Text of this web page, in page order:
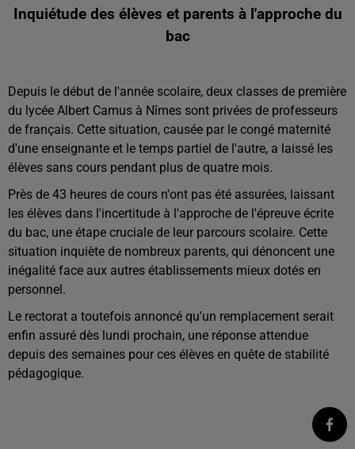
Inquiétude des élèves et parents à l'approche du
bac
Depuis le début de l'année scolaire, deux classes de première
du lycée Albert Camus à Nîmes sont privées de professeurs
de français. Cette situation, causée par le congé maternité
d'une enseignante et le temps partiel de l'autre, a laissé les
élèves sans cours pendant plus de quatre mois.
Près de 43 heures de cours n'ont pas été assurées, laissant
les élèves dans l'incertitude à l'approche de l'épreuve écrite
du bac, une étape cruciale de leur parcours scolaire. Cette
situation inquiète de nombreux parents, qui dénoncent une
inégalité face aux autres établissements mieux dotés en
personnel.
Le rectorat a toutefois annoncé qu'un remplacement serait
enfin assuré dès lundi prochain, une réponse attendue
depuis des semaines pour ces élèves en quête de stabilité
pédagogique.